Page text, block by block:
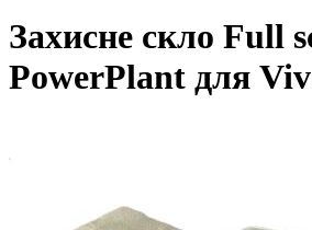
Захисне скло Full
PowerPlant для